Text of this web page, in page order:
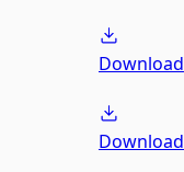
Download
Download